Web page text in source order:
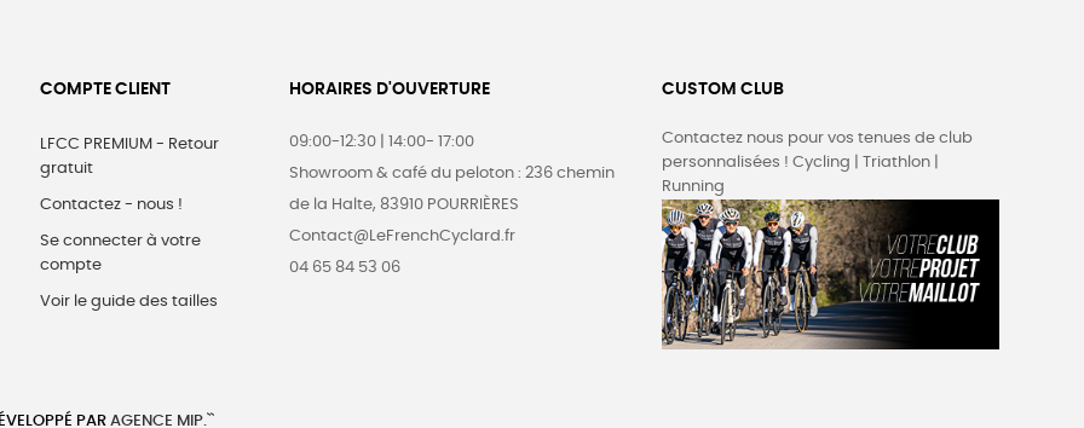
COMPTE CLIENT
LFCC PREMIUM - Retour
gratuit
Contactez - nous !
Se connecter à votre
compte
Voir le guide des tailles
HORAIRES D'OUVERTURE
09:00-12:30 | 14:00- 17:00
Showroom & café du peloton : 236 chemin
de la Halte, 83910 POURRIÈRES
Contact@LeFrenchCyclard.fr
04 65 84 53 06
CUSTOM CLUB
Contactez nous pour vos tenues de club
personnalisées ! Cycling | Triathlon |
Running
PAR AGENCE MIP.``